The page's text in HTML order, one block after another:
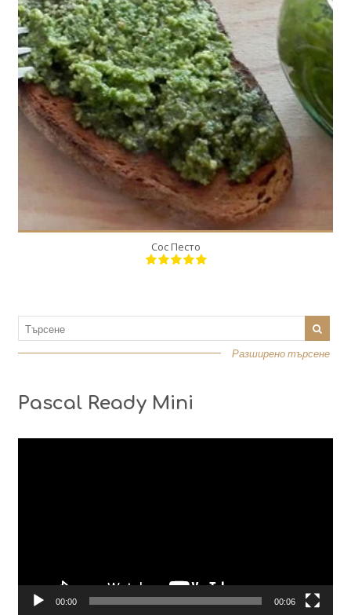
10
10
Сос Песто
Разширено търсене
Pascal Ready Mini
00:00 00:06